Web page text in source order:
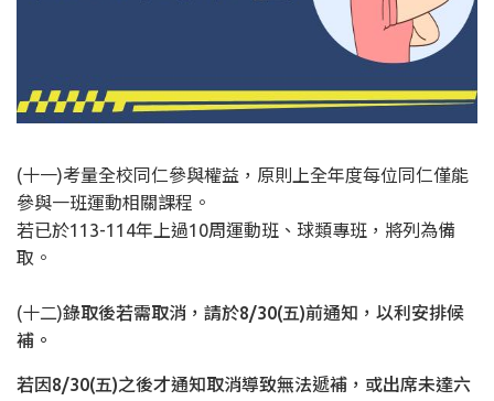
(十一)考量全校同仁參與權益，原則上全年度每位同仁僅能
參與一班運動相關課程。
若已於113-114年上過10周運動班、球類專班，將列為備
取。
(十二)錄取後若需取消，請於8/30(五)前通知，以利安排候
補。
若因8/30(五)之後才通知取消導致無法遞補，或出席未達六